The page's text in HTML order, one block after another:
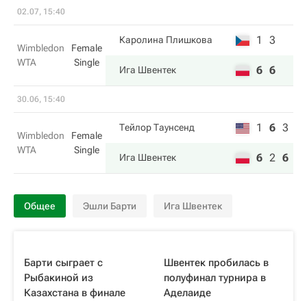
02.07, 15:40
Wimbledon
WTA
Female
Single
Каролина Плишкова 1 3
Ига Швентек 6 6
30.06, 15:40
Wimbledon
WTA
Female
Single
Тейлор Таунсенд 1 6 3
Ига Швентек 6 2 6
Общее Эшли Барти Ига Швентек
Барти сыграет с
Рыбакиной из
Казахстана в финале
Швентек пробилась в
полуфинал турнира в
Аделаиде